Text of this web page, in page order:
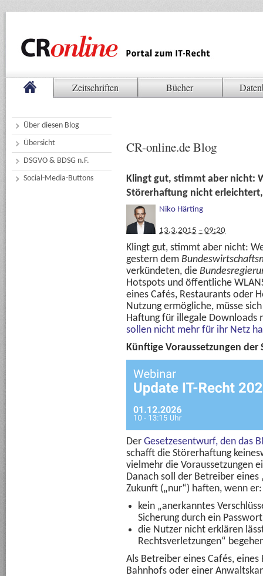
Zeitschriften Bücher
Über diesen Blog
Übersicht
DSGVO & BDSG n.F.
Social-Media-Buttons
CR-online.de Blog
Klingt gut, stimmt aber nicht:
Störerhaftung nicht
Niko Härting
13.3.2015 – 09:20
Klingt gut, stimmt aber nicht:
gestern dem
verkündeten, die
Hotspots und öffentliche
eines Cafés, Restaurants oder
Nutzung ermögliche, müsse
Haftung für illegale
sollen nicht mehr für ihr Netz
Künftige Voraussetzungen der
Der Gesetzesentwurf, den das
schafft die Störerhaftung
vielmehr die Voraussetzungen
Danach soll der Betreiber
Zukunft („nur“) haften, wenn er:
kein „anerkanntes
Sicherung durch ein
die Nutzer nicht erklären
Rechtsverletzungen“
Als Betreiber eines Cafés, eines
Bahnhofs oder einer